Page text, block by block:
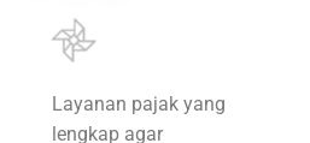
Layanan pajak yang
lengkap agar